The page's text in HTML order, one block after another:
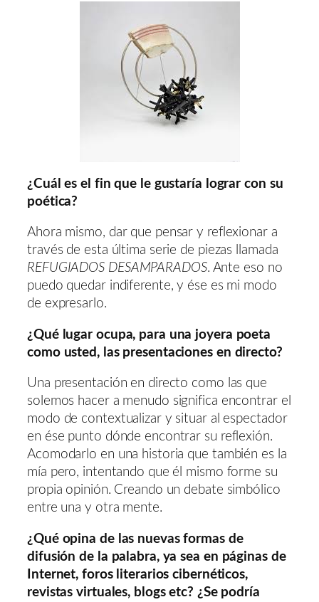
¿Cuál es el fin que le gustaría lograr con su
poética?
Ahora mismo, dar que pensar y reflexionar a
través de esta última serie de piezas llamada
REFUGIADOS DESAMPARADOS. Ante eso no
puedo quedar indiferente, y ése es mi modo
de expresarlo.
¿Qué lugar ocupa, para una joyera poeta
como usted, las presentaciones en directo?
Una presentación en directo como las que
solemos hacer a menudo significa encontrar el
modo de contextualizar y situar al espectador
en ése punto dónde encontrar su reflexión.
Acomodarlo en una historia que también es la
mía pero, intentando que él mismo forme su
propia opinión. Creando un debate simbólico
entre una y otra mente.
¿Qué opina de las nuevas formas de
difusión de la palabra, ya sea en páginas de
Internet, foros literarios cibernéticos,
revistas virtuales, blogs etc? ¿Se podría